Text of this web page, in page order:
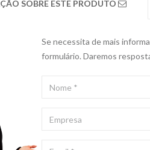
SOBRE ESTE PRODUTO
Se necessita de mais
formulário. Daremos